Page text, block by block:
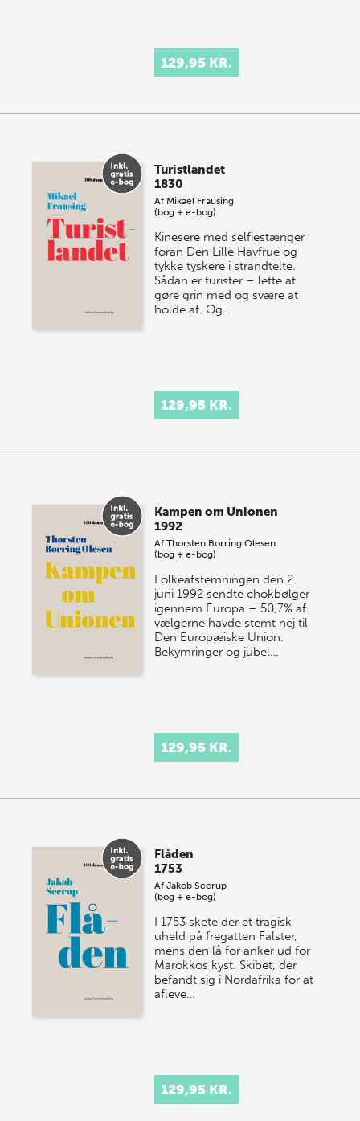
129,95 KR.
Turistlandet
1830
Af Mikael Frausing
(bog + e-bog)
Kinesere med selfiestænger
foran Den Lille Havfrue og
tykke tyskere i strandtelte.
Sådan er turister – lette at
gøre grin med og svære at
holde af. Og…
129,95 KR.
Kampen om Unionen
1992
AfThorsten Borring Olesen
(bog + e-bog)
Folkeafstemningen den 2.
juni 1992 sendte chokbølger
igennem Europa – 50,7% af
vælgerne havde stemt nej til
Den Europæiske Union.
Bekymringer og jubel…
129,95 KR.
Flåden
1753
AfJakob Seerup
(bog + e-bog)
I 1753 skete der et tragisk
uheld på fregatten Falster,
mens den lå for anker ud for
Marokkos kyst. Skibet, der
befandt sig i Nordafrika for at
afleve…
129,95 KR.